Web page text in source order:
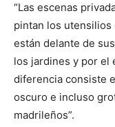
“Las escenas
pintan los utensilios
están delante de
los jardines y por el
diferencia consiste
oscuro e incluso
madrileños”.